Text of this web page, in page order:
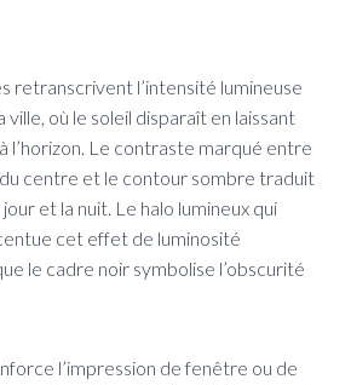
retranscrivent l’intensité lumineuse
où le soleil disparaît en laissant
l’horizon. Le contraste marqué entre
centre et le contour sombre traduit
et la nuit. Le halo lumineux qui
cet effet de luminosité
le cadre noir symbolise l’obscurité
l’impression de fenêtre ou de